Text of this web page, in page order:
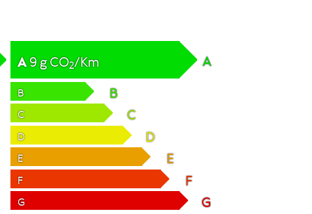
A9gCO2/Km A
B B
C C
D D
E E
F F
G G